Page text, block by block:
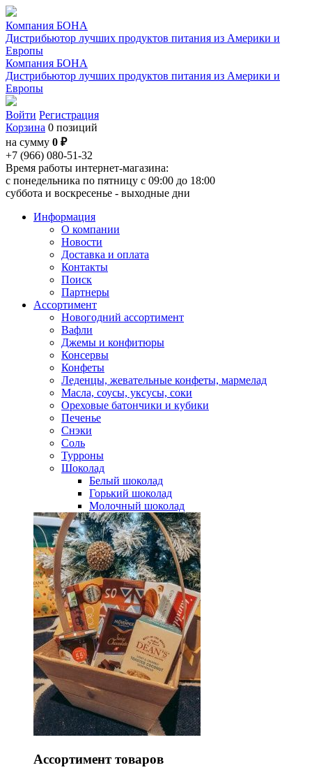
Компания БОНА
Дистрибьютор лучших продуктов питания из Америки и
Европы
Компания БОНА
Дистрибьютор лучших продуктов питания из Америки и
Европы
Войти Регистрация
Корзина 0 позиций
на сумму 0 ₽
+7 (966) 080-51-32
Время работы интернет-магазина:
с понедельника по пятницу с 09:00 до 18:00
суббота и воскресенье - выходные дни
Информация
О компании
Новости
Доставка и оплата
Контакты
Поиск
Партнеры
Ассортимент
Новогодний ассортимент
Вафли
Джемы и конфитюры
Консервы
Конфеты
Леденцы, жевательные конфеты, мармелад
Масла, соусы, уксусы, соки
Ореховые батончики и кубики
Печенье
Снэки
Соль
Турроны
Шоколад
Белый шоколад
Горький шоколад
Молочный шоколад
Ассортимент товаров